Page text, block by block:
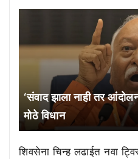
‘संवाद झाला नाही तर
मोठे विधान
शिवसेना चिन्ह लढाईत नवा